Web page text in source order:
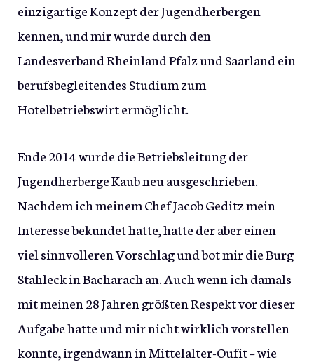
einzigartige Konzept der Jugendherbergen
kennen, und mir wurde durch den
Landesverband Rheinland Pfalz und Saarland ein
berufsbegleitendes Studium zum
Hotelbetriebswirt ermöglicht.
Ende 2014 wurde die Betriebsleitung der
Jugendherberge Kaub neu ausgeschrieben.
Nachdem ich meinem Chef Jacob Geditz mein
Interesse bekundet hatte, hatte der aber einen
viel sinnvolleren Vorschlag und bot mir die Burg
Stahleck in Bacharach an. Auch wenn ich damals
mit meinen 28 Jahren größten Respekt vor dieser
Aufgabe hatte und mir nicht wirklich vorstellen
konnte, irgendwann in Mittelalter-Oufit – wie